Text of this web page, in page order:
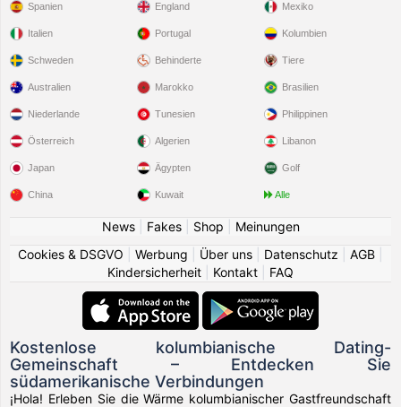
Spanien
Italien
Schweden
England
Portugal
Behinderte
Mexiko
Kolumbien
Tiere
Australien
Niederlande
Österreich
Japan
China
Marokko
Tunesien
Algerien
Ägypten
Kuwait
Brasilien
Philippinen
Libanon
Golf
Alle
News| Fakes| Shop
Meinungen
Cookies & DSGVO
Werbung Über uns Datenschutz AGB
Kindersicherheit
Kontakt FAQ
Kostenlose kolumbianische Dating-
Gemeinschaft – Entdecken Sie
südamerikanische Verbindungen
¡Hola! Erleben Sie die Wärme kolumbianischer Gastfreundschaft